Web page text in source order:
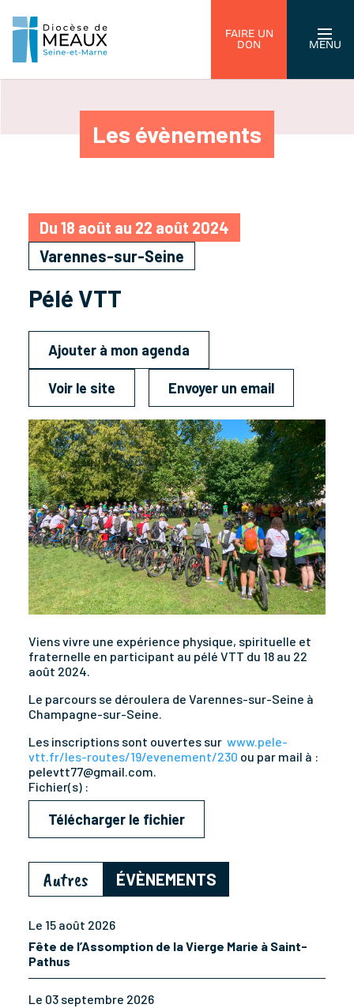
FAIRE UN
DON
MENU
Les évènements
Du 18 août au 22 août 2024
Varennes-sur-Seine
Pélé VTT
Ajouter à mon agenda
Voir le site Envoyer un email
Viens vivre une expérience physique, spirituelle et
fraternelle en participant au pélé VTT du 18 au 22
août 2024.
Le parcours se déroulera de Varennes-sur-Seine à
Champagne-sur-Seine.
Les inscriptions sont ouvertes sur www.pele-
vtt.fr/les-routes/19/evenement/230 ou par mail à :
pelevtt77@gmail.com.
Fichier(s) :
Télécharger le fichier
Autres ÉVÈNEMENTS
Le 15 août 2026
Fête de l’Assomption de la Vierge Marie à Saint-
Pathus
Le 03 septembre 2026